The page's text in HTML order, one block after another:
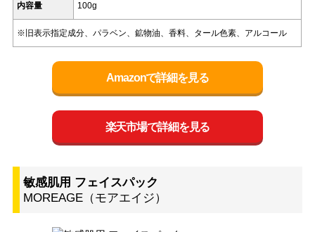
内容量 100g
※旧表示指定成分、パラベン、鉱物油、香料、タール色素、アルコール
Amazonで詳細を見る
楽天市場で詳細を見る
敏感肌用 フェイスパック
MOREAGE（モアエイジ）